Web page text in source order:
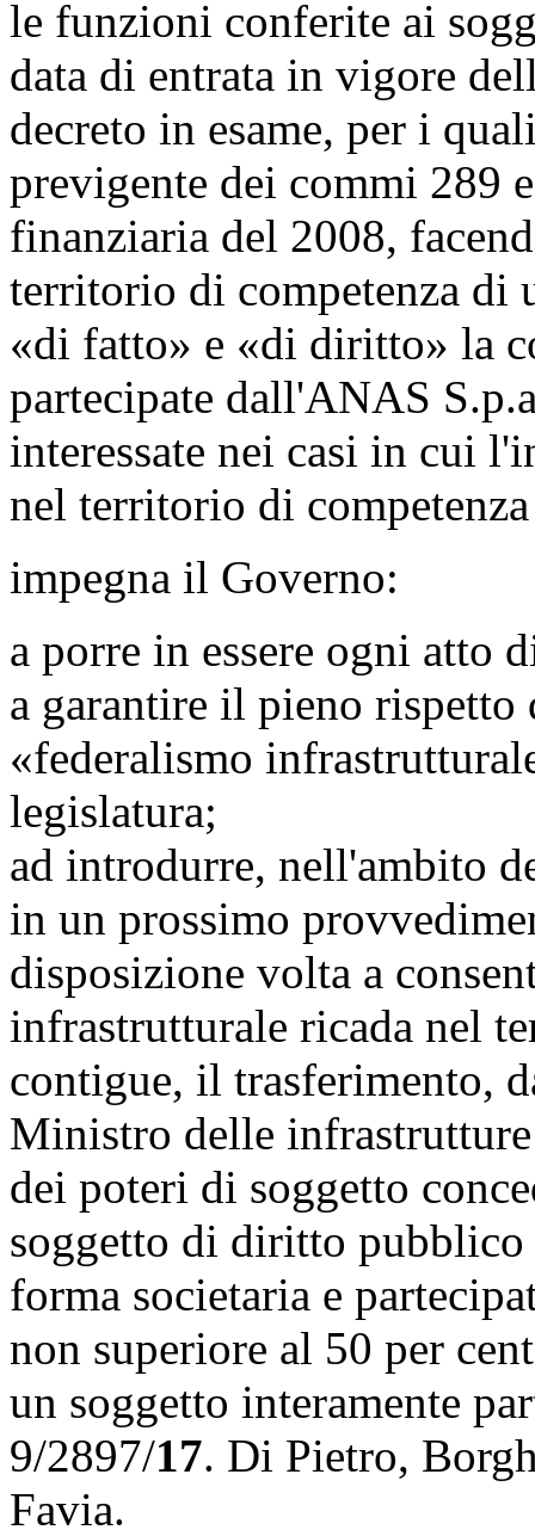
le funzioni conferite ai
data di entrata in vigore
decreto in esame, per i
previgente dei commi 289
finanziaria del 2008,
territorio di competenza di
«di fatto» e «di diritto» la
partecipate dall'ANAS
interessate nei casi in cui
nel territorio di
impegna il Governo:
a porre in essere ogni atto
a garantire il pieno
«federalismo
legislatura;
ad introdurre, nell'ambito
in un prossimo
disposizione volta a
infrastrutturale ricada nel
contigue, il trasferimento,
Ministro delle
dei poteri di soggetto
soggetto di diritto
forma societaria e
non superiore al 50 per
un soggetto interamente
9/2897/17. Di Pietro,
Favia.